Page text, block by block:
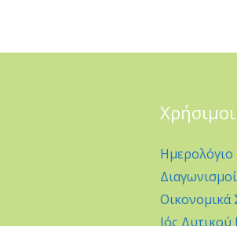
Ημερολόγιο
Διαγωνισμοί
Οικονομικά
Ιός Δυτικού